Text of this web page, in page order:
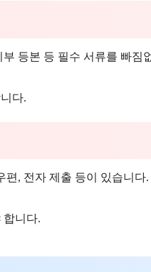
등본 등 필수 서류를 빠짐
다.
, 전자 제출 등이 있습니
합니다.